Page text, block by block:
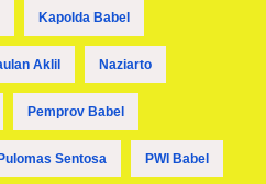
Kapolda Babel
Aklil Naziarto
Pemprov Babel
Sentosa PWI Babel